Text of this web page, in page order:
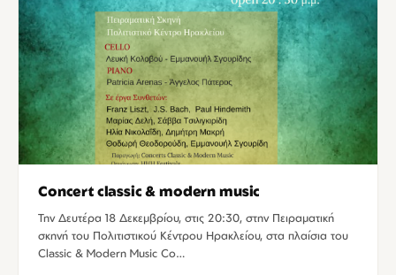
Concert classic & modern music
Την Δευτέρα 18 Δεκεμβρίου, στις 20:30, στην Πειραματική
σκηνή του Πολιτιστικού Κέντρου Ηρακλείου, στα πλαίσια του
Classic & Modern Music Co…